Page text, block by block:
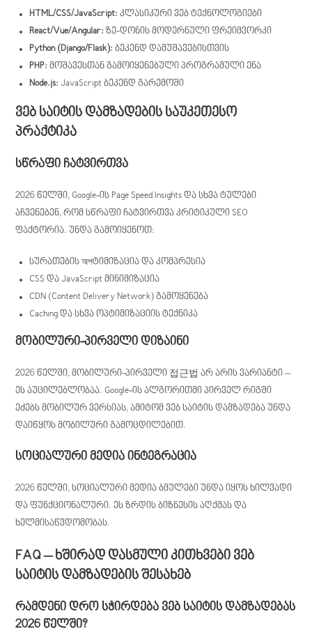
HTML/CSS/JavaScript: კლასიკური ვებ ტექნოლოგიები
React/Vue/Angular: ზე-დონის მოდერნული ფრეიმვორკი
Python (Django/Flask): ბეკენდ დამუშავებისთვის
PHP: მოშავესთან გამოიყენებული პროგრამული ენა
Node.js: JavaScript ბეკენდ გარემოში
ვებ საიტის დამზადების საუკეთესო
პრაქტიკა
სწრაფი ჩატვირთვა
2026 წელში, Google-ის Page Speed Insights და სხვა ტულები
აჩვენებენ, რომ სწრაფი ჩატვირთვა კრიტიკული SEO
ფაქტორია. უნდა გამოიყენოთ:
სურათების অপტიმიზაცია და კომპრესია
CSS და JavaScript მინიმიზაცია
CDN (Content Delivery Network) გამოყენება
Caching და სხვა ოპტიმიზაციის ტექნიკა
მობილური-პირველი დიზაინი
2026 წელში, მობილური-პირველი 접근법 არ არის ვარიანტი –
ეს აუცილებლობაა. Google-ის ალგორითმი პირველ რიგში
ეძებს მობილურ ვერსიას, ამიტომ ვებ საიტის დამზადება უნდა
დაიწყოს მობილური გამოცდილებით.
სოციალური მედია ინტეგრაცია
2026 წელში, სოციალური მედია ბმულები უნდა იყოს ხილვადი
და ფუნქციონალური. ეს ზრდის ბიზნესის აღქმას და
ხელმისაწვდომობას.
FAQ – ხშირად დასმული კითხვები ვებ
საიტის დამზადების შესახებ
რამდენი დრო სჭირდება ვებ საიტის დამზადებას
2026 წელში?